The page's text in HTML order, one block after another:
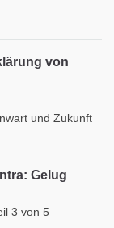
von
und Zukunft
Gelug
3 von 5